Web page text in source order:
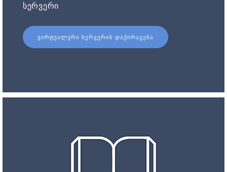
სერვერი.
ᲕᲘᲠᲢᲣᲐᲚᲣᲠᲘ ᲡᲔᲠᲕᲔᲠᲘᲡ ᲓᲐᲥᲘᲠᲐᲕᲔᲑᲐ